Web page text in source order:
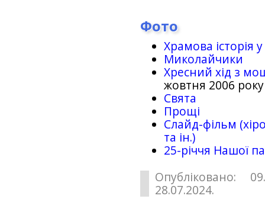
Фото
Храмова історія
Миколайчики
Хресний хід з
жовтня 2006 року
Свята
Прощі
Слайд-фільм
та ін.)
25-рiччя Нашої
Опубліковано:
28.07.2024.